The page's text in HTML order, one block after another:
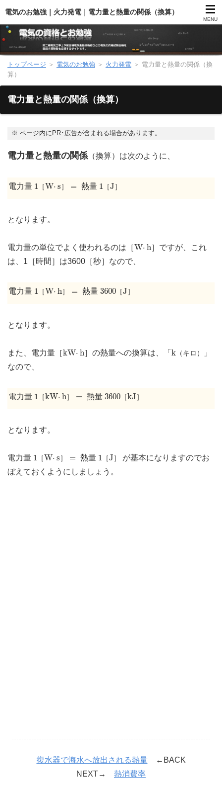
電気のお勉強｜火力発電｜電力量と熱量の関係（換算）
MENU
第二種電気工事士（総合）
第二種電気工事士（学科試験）
トップページ ＞ 電気のお勉強 ＞ 火力発電 ＞ 電力量と熱量の関係（換
算）
電力量と熱量の関係（換算）
※ ページ内にPR･広告が含まれる場合があります。
電力量と熱量の関係 （換算）は次のように、
電力量 1 ［W⋅ s］ =
1 ［W ］ 熱量 1 ［J］
1 ［J］
となります。
電力量の単位でよく使われるのは［W⋅ h
W⋅ h ］ですが、これ
は、1［時間］は3600［秒］なので、
電力量 1 ［W⋅ h］ =
1 ［W h ］ 熱量 3600［J］
3600 ［J
となります。
また、電力量［kW⋅ h
k W⋅ h ］の熱量への換算は、「 k（キロ）
k （キロ） 」
なので、
電力量 1 ［kW⋅ h］ =
1 ［ kW h ］ 熱量 3600［kJ］
3600 ［ kJ
となります。
電力量 1 ［W⋅ s］ =
1 ［W ］ 熱量 1 ［J］
1 ［J］ が基本になりますのでお
ぼえておくようにしましょう。
復水器で海水へ放出される熱量←BACK
NEXT→ 熱消費率